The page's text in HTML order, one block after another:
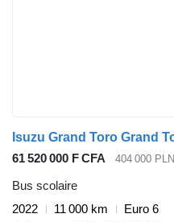
61 520 000 F CFA 404 000 PLN
Bus scolaire
2022
11 000 km
Euro 6